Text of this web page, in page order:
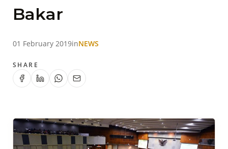
Bakar
01 February 2019inNEWS
SHARE